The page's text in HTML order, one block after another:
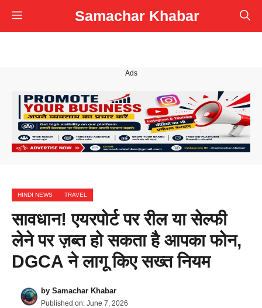
Skip
to
Samachar Khabar
Menu
Ads
HINDI NEWS TRAVEL
सावधान! एयरपोर्ट पर रील या सेल्फी
लेने पर ज़ब्त हो सकता है आपका फोन,
DGCA ने लागू किए सख्त नियम
by Samachar Khabar
Published on: June 7, 2026